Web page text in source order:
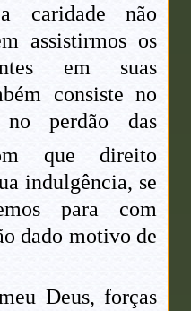
caridade não
assistirmos os
em suas
consiste no
no perdão das
que direito
indulgência, se
para com
dado motivo de
Deus, forças